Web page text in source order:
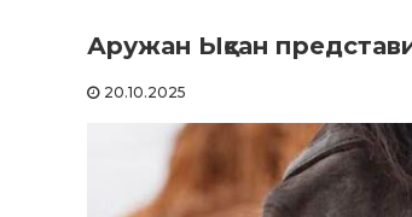
Аружан Ықсан
20.10.2025